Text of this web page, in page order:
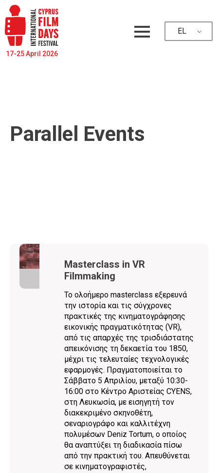
17-25 April 2026
EL
Parallel Events
Μasterclass in VR
Filmmaking
Το ολοήμερο masterclass εξερευνά
την ιστορία και τις σύγχρονες
πρακτικές της κινηματογράφησης
εικονικής πραγματικότητας (VR),
από τις απαρχές της τρισδιάστατης
απεικόνισης τη δεκαετία του 1850,
μέχρι τις τελευταίες τεχνολογικές
εφαρμογές. Πραγματοποιείται το
Σάββατο 5 Απριλίου, μεταξύ 10:30-
16:00 στο Κέντρο Αριστείας CYENS,
στη Λευκωσία, με εισηγητή τον
διακεκριμένο σκηνοθέτη,
σεναριογράφο και καλλιτέχνη
πολυμέσων Deniz Tortum, ο οποίος
θα αναπτύξει τη διαδικασία πίσω
από την πρακτική του. Απευθύνεται
σε κινηματογραφιστές,